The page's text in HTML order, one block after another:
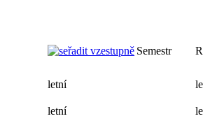
Semestr
letní
letní